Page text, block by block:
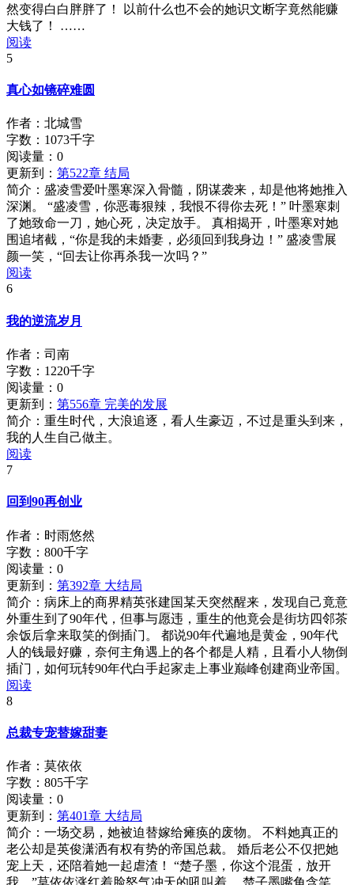
然变得白白胖胖了！ 以前什么也不会的她识文断字竟然能赚
大钱了！ ……
阅读
5
真心如镜碎难圆
作者：北城雪
字数：1073千字
阅读量： 0
更新到： 第522章 结局
简介： 盛凌雪爱叶墨寒深入骨髓，阴谋袭来，却是他将她推入
深渊。 “盛凌雪，你恶毒狠辣，我恨不得你去死！” 叶墨寒刺
了她致命一刀，她心死，决定放手。 真相揭开，叶墨寒对她
围追堵截，“你是我的未婚妻，必须回到我身边！” 盛凌雪展
颜一笑，“回去让你再杀我一次吗？”
阅读
6
我的逆流岁月
作者：司南
字数：1220千字
阅读量： 0
更新到： 第556章 完美的发展
简介： 重生时代，大浪追逐，看人生豪迈，不过是重头到来，
我的人生自己做主。
阅读
7
回到90再创业
作者：时雨悠然
字数：800千字
阅读量： 0
更新到： 第392章 大结局
简介： 病床上的商界精英张建国某天突然醒来，发现自己竟意
外重生到了90年代，但事与愿违，重生的他竟会是街坊四邻茶
余饭后拿来取笑的倒插门。 都说90年代遍地是黄金，90年代
人的钱最好赚，奈何主角遇上的各个都是人精，且看小人物倒
插门，如何玩转90年代白手起家走上事业巅峰创建商业帝国。
阅读
8
总裁专宠替嫁甜妻
作者：莫依依
字数：805千字
阅读量： 0
更新到： 第401章 大结局
简介： 一场交易，她被迫替嫁给瘫痪的废物。 不料她真正的
老公却是英俊潇洒有权有势的帝国总裁。 婚后老公不仅把她
宠上天，还陪着她一起虐渣！ “楚子墨，你这个混蛋，放开
我。”莫依依涨红着脸怒气冲天的吼叫着。 楚子墨嘴角含笑，